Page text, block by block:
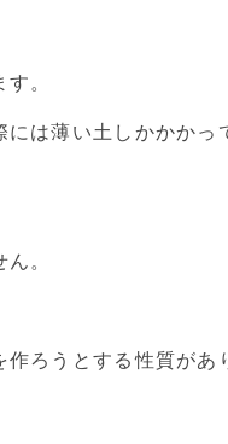
。
は薄い土しかかかっ
。
ろうとする性質があ